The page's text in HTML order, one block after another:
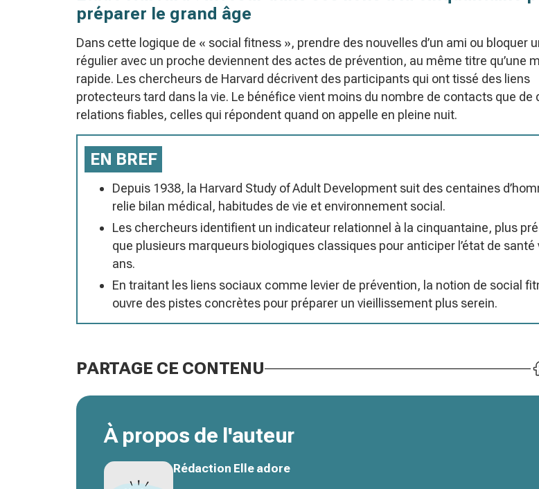
préparer le grand âge
Dans cette logique de « social fitness », prendre des nouvelles d’un ami ou bloquer
régulier avec un proche deviennent des actes de prévention, au même titre qu’une
rapide. Les chercheurs de Harvard décrivent des participants qui ont tissé des liens
protecteurs tard dans la vie. Le bénéfice vient moins du nombre de contacts que de
relations fiables, celles qui répondent quand on appelle en pleine nuit.
EN BREF
Depuis 1938, la Harvard Study of Adult Development suit des centaines
relie bilan médical, habitudes de vie et environnement social.
Les chercheurs identifient un indicateur relationnel à la cinquantaine, plus
que plusieurs marqueurs biologiques classiques pour anticiper l’état de santé
ans.
En traitant les liens sociaux comme levier de prévention, la notion de social
ouvre des pistes concrètes pour préparer un vieillissement plus serein.
PARTAGE CE CONTENU
À propos de l'auteur
Rédaction Elle adore